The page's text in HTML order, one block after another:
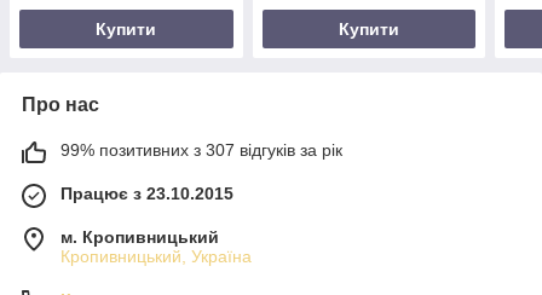
Купити Купити
Про нас
99% позитивних з 307 відгуків за рік
Працює з 23.10.2015
м. Кропивницький
Кропивницький, Україна